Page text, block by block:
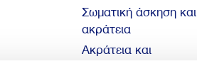
Σωματική άσκηση και
ακράτεια
Ακράτεια και